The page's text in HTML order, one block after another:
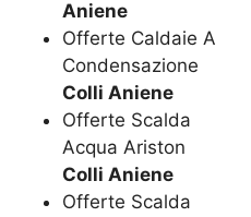
Aniene
Offerte Caldaie A
Condensazione
Colli Aniene
Offerte Scalda
Acqua Ariston
Colli Aniene
Offerte Scalda